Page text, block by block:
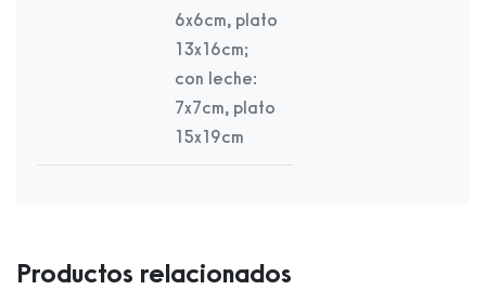
6x6cm, plato
13x16cm;
con leche:
7x7cm, plato
15x19cm
Productos relacionados